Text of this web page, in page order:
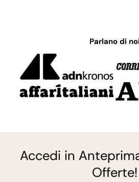
Parlano di
Accedi in
Offerte!